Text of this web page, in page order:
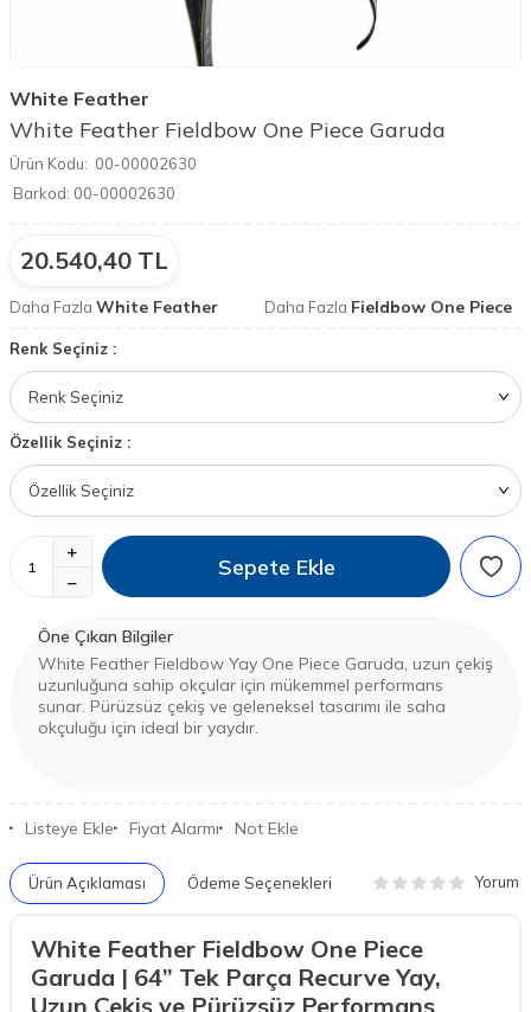
White Feather
White Feather Fieldbow One Piece Garuda
Ürün Kodu: 00-00002630
Barkod: 00-00002630
20.540,40 TL
Daha Fazla White Feather Daha Fazla Fieldbow One Piece
Renk Seçiniz :
Özellik Seçiniz :
Sepete Ekle
Öne Çıkan Bilgiler
White Feather Fieldbow Yay One Piece Garuda, uzun çekiş
uzunluğuna sahip okçular için mükemmel performans
sunar. Pürüzsüz çekiş ve geleneksel tasarımı ile saha
okçuluğu için ideal bir yaydır.
Listeye Ekle Fiyat Alarmı Not Ekle
Ürün Açıklaması Ödeme Seçenekleri Yorum
White Feather Fieldbow One Piece
Garuda | 64” Tek Parça Recurve Yay,
Uzun Çekiş ve Pürüzsüz Performans